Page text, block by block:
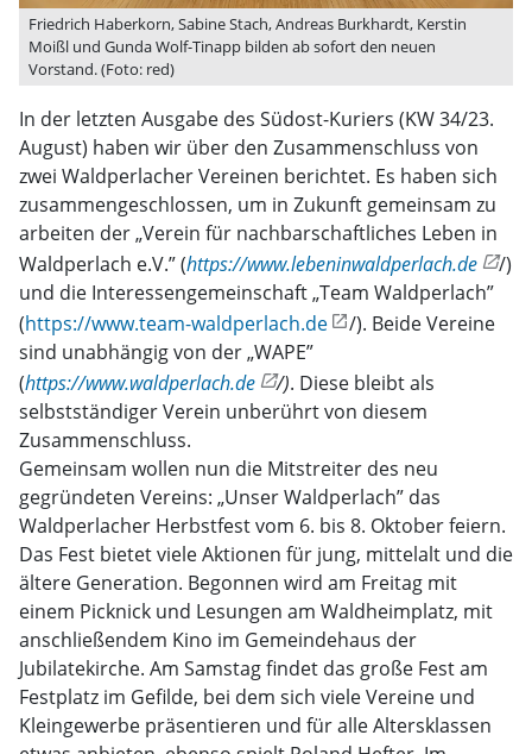
Friedrich Haberkorn, Sabine Stach, Andreas Burkhardt, Kerstin
Moißl und Gunda Wolf-Tinapp bilden ab sofort den neuen
Vorstand. (Foto: red)
In der letzten Ausgabe des Südost-Kuriers (KW 34/23.
August) haben wir über den Zusammenschluss von
zwei Waldperlacher Vereinen berichtet. Es haben sich
zusammengeschlossen, um in Zukunft gemeinsam zu
arbeiten der „Verein für nachbarschaftliches Leben in
Waldperlach e.V.” (https://www.lebeninwaldperlach.de
/)
und die Interessengemeinschaft „Team Waldperlach”
(https://www.team-waldperlach.de
/). Beide Vereine
sind unabhängig von der „WAPE”
(https://www.waldperlach.de /). Diese bleibt als
selbstständiger Verein unberührt von diesem
Zusammenschluss.
Gemeinsam wollen nun die Mitstreiter des neu
gegründeten Vereins: „Unser Waldperlach” das
Waldperlacher Herbstfest vom 6. bis 8. Oktober feiern.
Das Fest bietet viele Aktionen für jung, mittelalt und die
ältere Generation. Begonnen wird am Freitag mit
einem Picknick und Lesungen am Waldheimplatz, mit
anschließendem Kino im Gemeindehaus der
Jubilatekirche. Am Samstag findet das große Fest am
Festplatz im Gefilde, bei dem sich viele Vereine und
Kleingewerbe präsentieren und für alle Altersklassen